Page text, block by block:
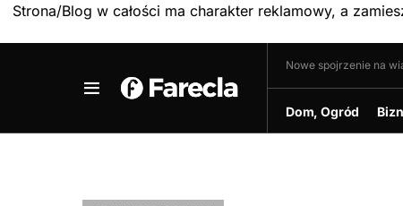
Strona/Blog w całości ma charakter reklamowy, a
Nowe spojrzenie na
Dom, Ogród